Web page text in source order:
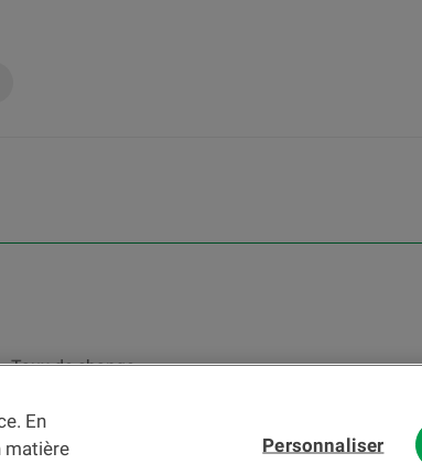
Taux de change
et du
au sens de la LSFin
En
matière
Personnaliser